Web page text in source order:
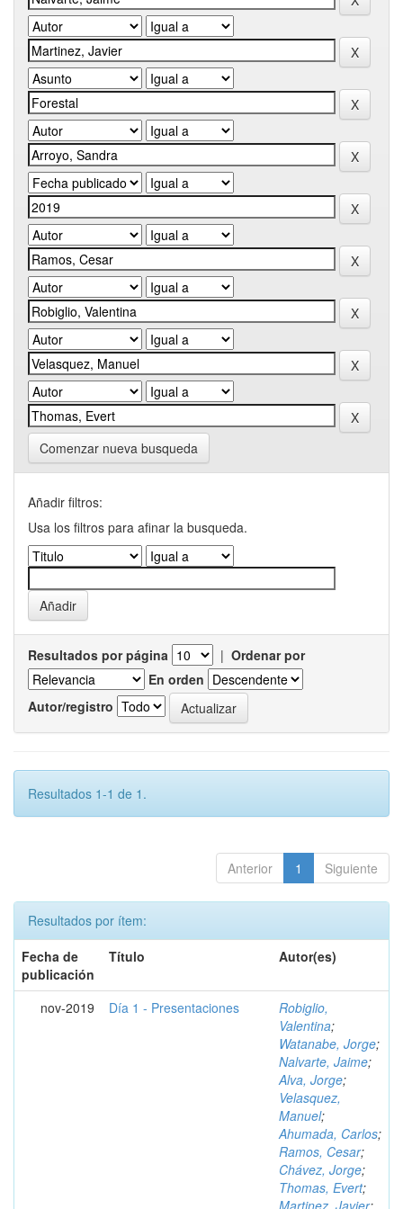
Comenzar nueva busqueda
Añadir filtros:
Usa los filtros para afinar la busqueda.
Resultados por página | Ordenar por
En orden
Autor/registro
Resultados 1-1 de 1.
Anterior 1 Siguiente
Resultados por ítem:
Fecha de
publicación
Título Autor(es)
nov-2019 Día 1 - Presentaciones
Robiglio,
Valentina;
Watanabe, Jorge;
Nalvarte, Jaime;
Alva, Jorge;
Velasquez,
Manuel;
Ahumada, Carlos;
Ramos, Cesar;
Chávez, Jorge;
Thomas, Evert;
Martinez, Javier;